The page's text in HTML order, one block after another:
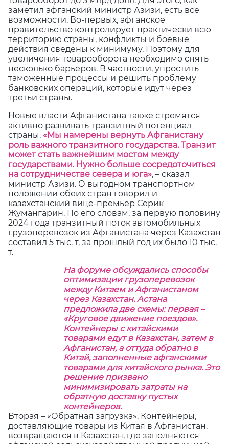
заметил афганский министр Азизи, есть все
возможности. Во-первых, афганское
правительство контролирует практически всю
территорию страны, конфликты и боевые
действия сведены к минимуму. Поэтому для
увеличения товарооборота необходимо снять
несколько барьеров. В частности, упростить
таможенные процессы и решить проблему
банковских операций, которые идут через
третьи страны.
Новые власти Афганистана также стремятся
активно развивать транзитный потенциал
страны. «Мы намерены вернуть Афганистану
роль важного транзитного государства. Транзит
может стать важнейшим мостом между
государствами. Нужно больше сосредоточиться
на сотрудничестве севера и юга», – сказал
министр Азизи. О выгодном транспортном
положении обеих стран говорил и
казахстанский вице-премьер Серик
Жумангарин. По его словам, за первую половину
2024 года транзитный поток автомобильных
грузоперевозок из Афганистана через Казахстан
составил 5 тыс. т, за прошлый год их было 10 тыс.
т.
На форуме обсуждались способы
оптимизации грузоперевозок
между Китаем и Афганистаном
через Казахстан. Астана
предложила две схемы: первая –
«Круговое движение поездов».
Контейнеры с китайскими
товарами едут в Казахстан, затем в
Афганистан, а оттуда обратно в
Китай, заполненные афганскими
товарами для китайского рынка. Это
решение призвано
минимизировать затраты на
обратную доставку пустых
контейнеров.
Вторая – «Обратная загрузка». Контейнеры,
доставляющие товары из Китая в Афганистан,
возвращаются в Казахстан, где заполняются